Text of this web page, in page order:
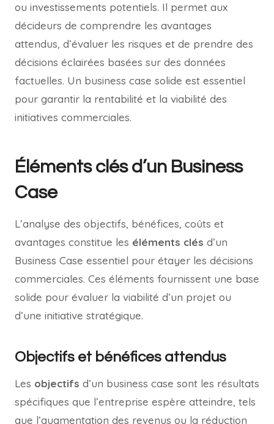
ou investissements potentiels. Il permet aux
décideurs de comprendre les avantages
attendus, d’évaluer les risques et de prendre des
décisions éclairées basées sur des données
factuelles. Un business case solide est essentiel
pour garantir la rentabilité et la viabilité des
initiatives commerciales.
Éléments clés d’un Business
Case
L’analyse des objectifs, bénéfices, coûts et
avantages constitue les éléments clés d’un
Business Case essentiel pour étayer les décisions
commerciales. Ces éléments fournissent une base
solide pour évaluer la viabilité d’un projet ou
d’une initiative stratégique.
Objectifs et bénéfices attendus
Les objectifs d’un business case sont les résultats
spécifiques que l’entreprise espère atteindre, tels
que l’augmentation des revenus ou la réduction